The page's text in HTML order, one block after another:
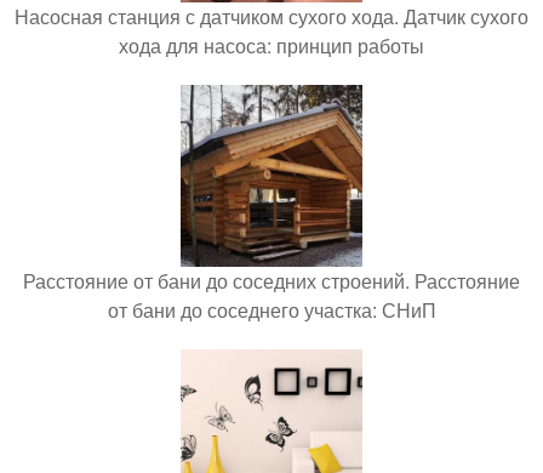
Насосная станция с датчиком сухого хода. Датчик сухого
хода для насоса: принцип работы
Расстояние от бани до соседних строений. Расстояние
от бани до соседнего участка: СНиП